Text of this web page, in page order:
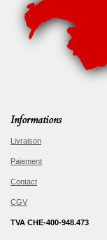
Informations
Livraison
Paiement
Contact
CGV
TVA CHE-400-948.473